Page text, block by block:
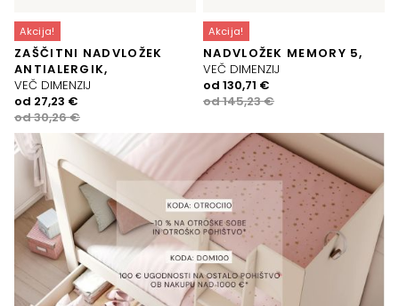
Akcija!
ZAŠČITNI NADVLOŽEK
ANTIALERGIK,
VEČ DIMENZIJ
od30,26€
Izvirna
cena
je
bila:
30,26 €.
od 27,23 €
Trenutna
cena
je:
27,23 €.
Akcija!
NADVLOŽEK MEMORY 5,
VEČ DIMENZIJ
od145,23€
Izvirna
cena
bila:
145,23 €.
od 130,71 €
Trenutna
cena
130,71 €.